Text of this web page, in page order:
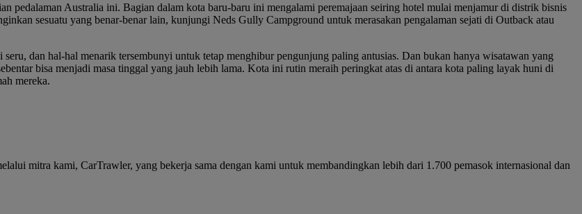
pedalaman Australia ini. Bagian dalam kota baru-baru ini mengalami peremajaan seiring hotel mulai menjamur di distrik bisnis
sesuatu yang benar-benar lain, kunjungi Neds Gully Campground untuk merasakan pengalaman sejati di Outback atau
dan hal-hal menarik tersembunyi untuk tetap menghibur pengunjung paling antusias. Dan bukan hanya wisatawan yang
bisa menjadi masa tinggal yang jauh lebih lama. Kota ini rutin meraih peringkat atas di antara kota paling layak huni di
mereka.
mitra kami, CarTrawler, yang bekerja sama dengan kami untuk membandingkan lebih dari 1.700 pemasok internasional dan